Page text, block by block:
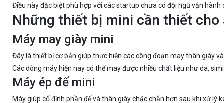
Điều này đặc biệt phù hợp với các startup chưa có đội ngũ vận hành
Những thiết bị mini cần thiết
Máy may giày mini
Đây là thiết bị cơ bản giúp thực hiện các công đoạn may thân giày
Các dòng máy hiện nay có thể may được nhiều chất liệu như da,
Máy ép đế mini
Máy giúp cố định phần đế và thân giày chắc chắn hơn sau khi xử lý